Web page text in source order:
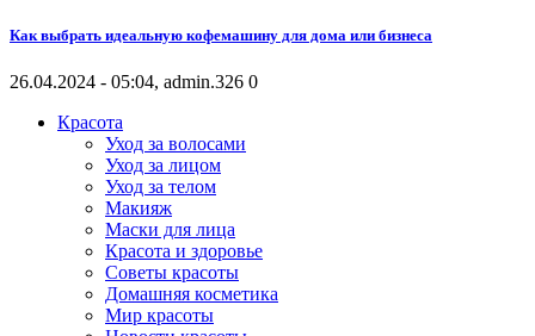
Как выбрать идеальную кофемашину для дома или бизнеса
26.04.2024 - 05:04, admin.326 0
Красота
Уход за волосами
Уход за лицом
Уход за телом
Макияж
Маски для лица
Красота и здоровье
Советы красоты
Домашняя косметика
Мир красоты